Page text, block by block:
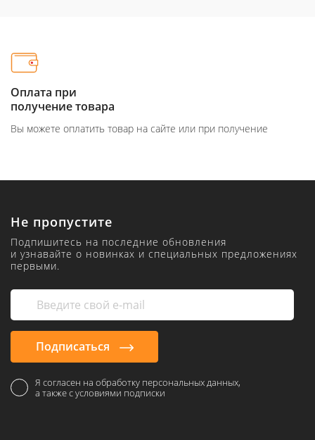
Оплата при
получение товара
Вы можете оплатить товар на сайте или при получение
Не пропустите
Подпишитесь на последние обновления
и узнавайте о новинках и специальных предложениях
первыми.
Подписаться
Я согласен на обработку персональных данных,
а также с условиями подписки